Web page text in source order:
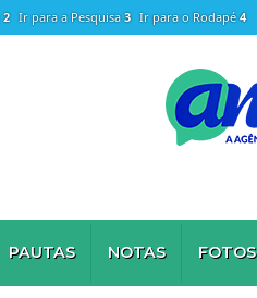
2 Ir para a Pesquisa 3 Ir para o Rodapé4
PAUTAS NOTAS FOTOS